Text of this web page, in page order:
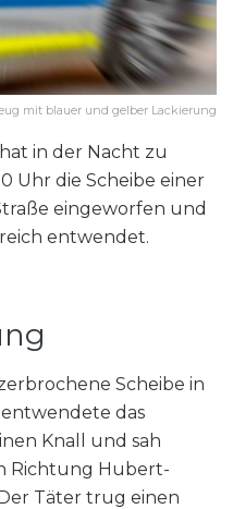
mit blauer und gelber Lackierung
in der Nacht zu
Uhr die Scheibe einer
eingeworfen und
entwendet.
Scheibe in
das
Knall und sah
Richtung Hubert-
Täter trug einen